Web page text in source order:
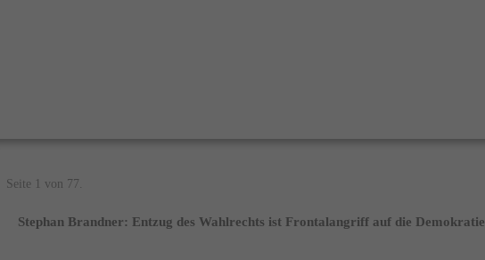
Seite 1 von 77.
Stephan Brandner: Entzug des Wahlrechts ist Frontalangriff auf die Demokratie